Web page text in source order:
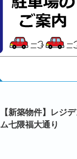
【新築物件】レジ
ム七隈福大通り